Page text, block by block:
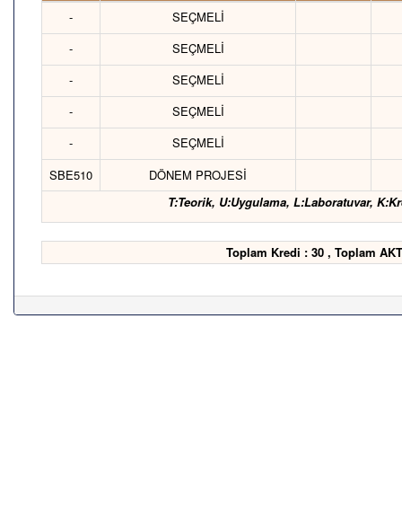
-
SEÇMELİ
-
SEÇMELİ
-
SEÇMELİ
-
SEÇMELİ
-
SEÇMELİ
SBE510
DÖNEM PROJESİ
T:Teorik, U:Uygulama, L:Laboratuvar,
Toplam Kredi : 30 , Toplam